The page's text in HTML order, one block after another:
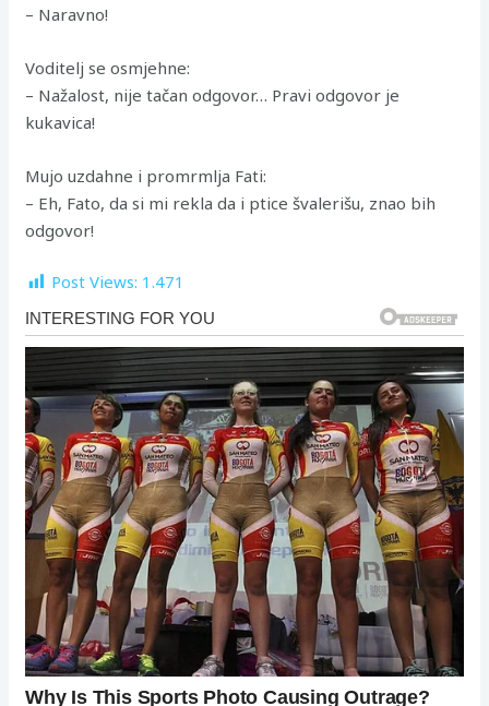
– Naravno!
Voditelj se osmjehne:
– Nažalost, nije tačan odgovor… Pravi odgovor je
kukavica!
Mujo uzdahne i promrmlja Fati:
– Eh, Fato, da si mi rekla da i ptice švalerišu, znao bih
odgovor!
Post Views: 1.471